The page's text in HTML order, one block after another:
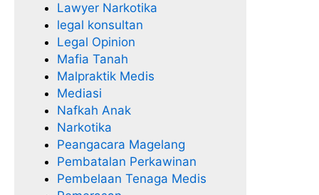
Lawyer Narkotika
legal konsultan
Legal Opinion
Mafia Tanah
Malpraktik Medis
Mediasi
Nafkah Anak
Narkotika
Peangacara Magelang
Pembatalan Perkawinan
Pembelaan Tenaga Medis